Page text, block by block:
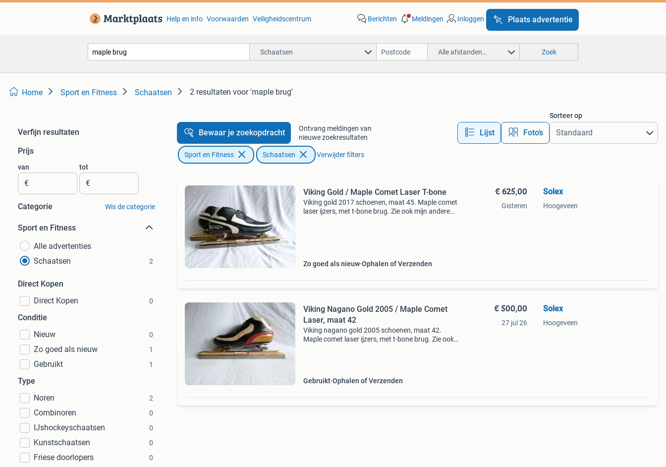
Help en info Voorwaarden Veiligheidscentrum Berichten Meldingen Inloggen Plaats advertentie
Schaatsen Alle afstanden… Zoek
Home Sport en Fitness Schaatsen 2 resultaten voor 'maple brug'
Verfijn resultaten
Prijs
van
€
tot
€
Categorie Wis de categorie
Sport en Fitness
Alle advertenties
Schaatsen
2
Direct Kopen
Direct Kopen
0
Conditie
Nieuw
0
Zo goed als nieuw 1
Gebruikt 1
Type
Noren
2
Combinoren 0
IJshockeyschaatsen 0
Kunstschaatsen 0
Friese doorlopers 0
Bewaar je zoekopdracht
Ontvang meldingen van
nieuwe zoekresultaten
Lijst Foto’s
Sorteer op
Sport en Fitness Schaatsen Verwijder filters
Viking Gold / Maple Comet Laser T-bone
Viking gold 2017 schoenen, maat 45. Maple comet
laser ijzers, met t-bone brug. Zie ook mijn andere
Zo goed als nieuw Ophalen of Verzenden
€ 625,00
Gisteren
Solex
Hoogeveen
Viking Nagano Gold 2005 / Maple Comet
Laser, maat 42
Viking nagano gold 2005 schoenen, maat 42.
Maple comet laser ijzers, met t-bone brug. Zie ook
Gebruikt Ophalen of Verzenden
€ 500,00
27 jul 26
Solex
Hoogeveen